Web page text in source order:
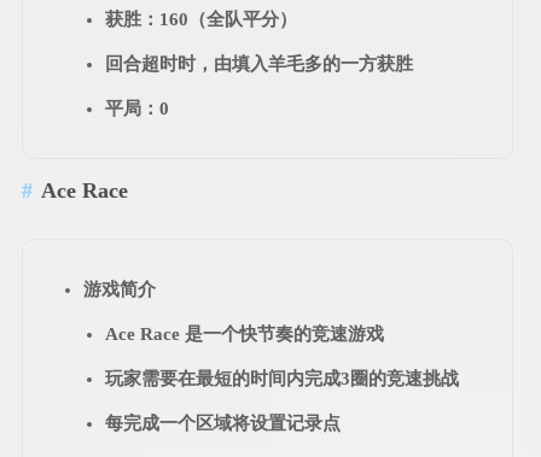
获胜：160（全队平分）
回合超时时，由填入羊毛多的一方获胜
平局：0
Ace Race
游戏简介
Ace Race 是一个快节奏的竞速游戏
玩家需要在最短的时间内完成3圈的竞速挑战
每完成一个区域将设置记录点